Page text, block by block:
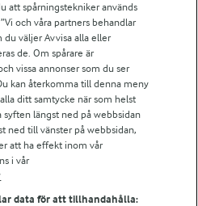
att spårningstekniker används
och våra partners behandlar
du väljer Avvisa alla eller
de. Om spårare är
vissa annonser som du ser
kan återkomma till denna meny
ditt samtycke när som helst
längst ned på webbsidan
ned till vänster på webbsidan,
att ha effekt inom vår
i vår
data för att tillhandahålla: